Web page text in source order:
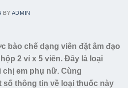
BY ADMIN
bào chế dạng viên đặt âm đạo
2 vỉ x 5 viên. Đây là loại
em phụ nữ. Cùng
số thông tin về loại thuốc này